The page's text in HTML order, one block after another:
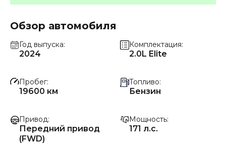
Обзор автомобиля
Год выпуска
2024
Комплектация
2.0L Elite
Пробег
19600 км
Топливо
Бензин
Привод
Передний привод
(FWD)
Мощность
171 л.с.